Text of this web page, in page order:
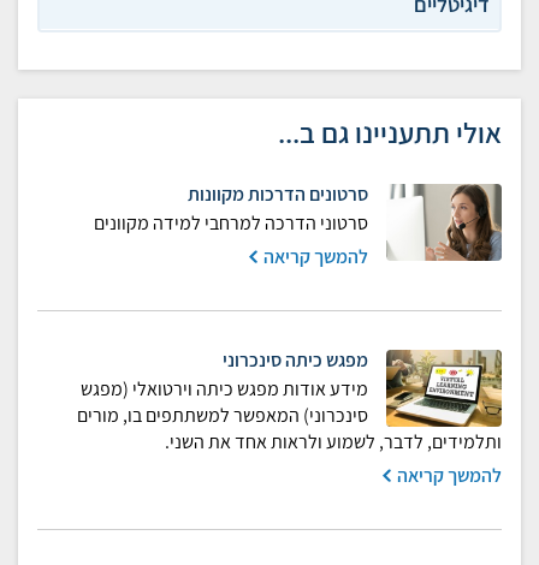
אולי תתעניינו גם ב...
סרטונים הדרכות מקוונות
סרטוני הדרכה למרחבי למידה מקוונים
להמשך קריאה
מפגש כיתה סינכרוני
מידע אודות מפגש כיתה וירטואלי (מפגש
סינכרוני) המאפשר למשתתפים בו, מורים
ותלמידים, לדבר, לשמוע ולראות אחד את השני.
להמשך קריאה